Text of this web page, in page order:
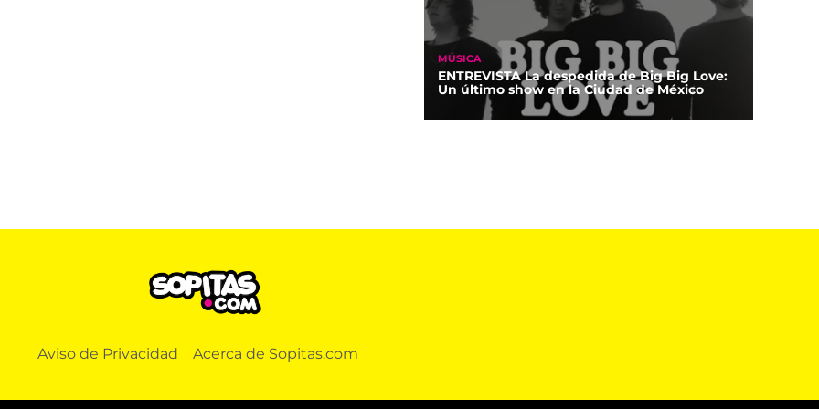
MÚSICA
ENTREVISTA La despedida de Big Big Love:
Un último show en la Ciudad de México
Aviso de Privacidad Acerca de Sopitas.com